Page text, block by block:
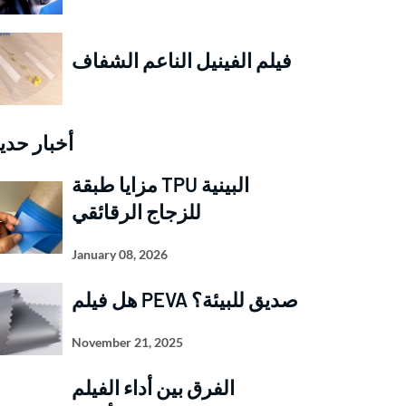
فيلم الفينيل الناعم الشفاف
أخبار
مزايا طبقة TPU البينية
للزجاج الرقائقي
January 08, 2026
هل فيلم PEVA صديق للبيئة؟
November 21, 2025
الفرق بين أداء الفيلم